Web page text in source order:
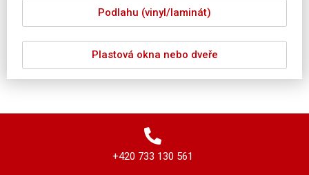
Podlahu (vinyl/laminát)
Plastová okna nebo dveře
+420 733 130 561